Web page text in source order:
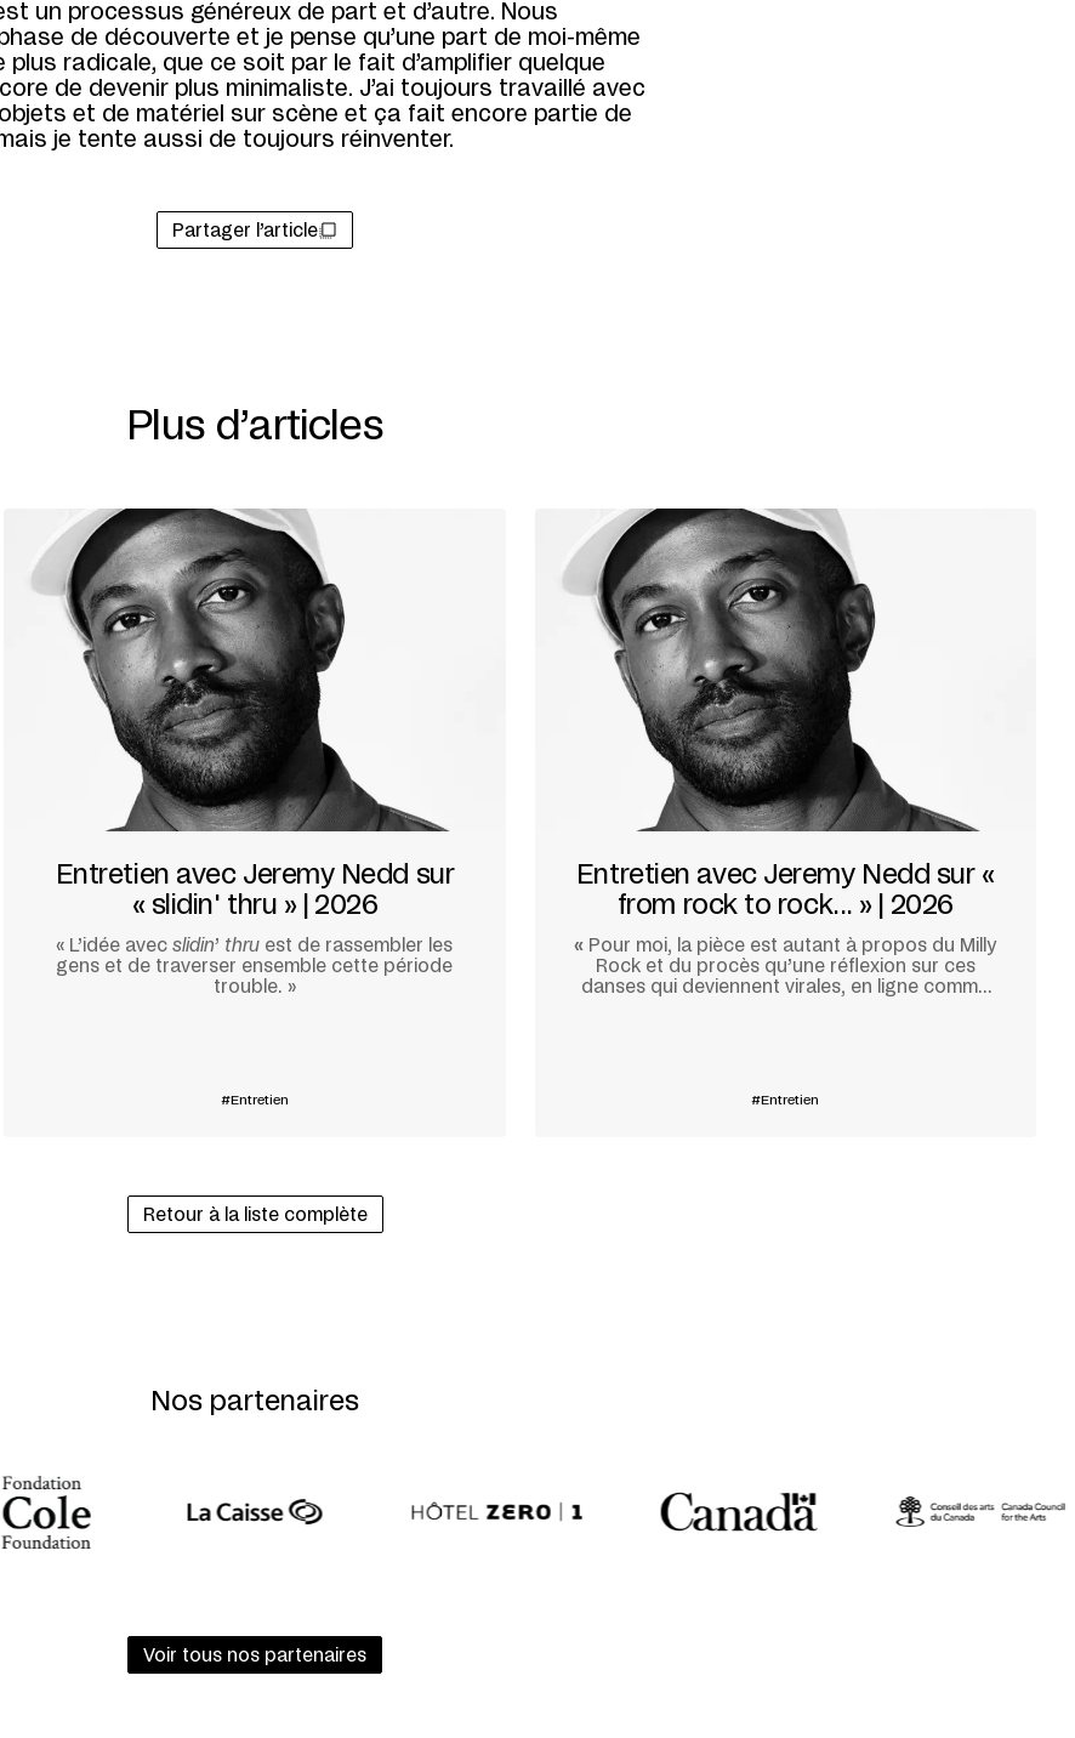
un processus généreux de part et d’autre. Nous
de découverte et je pense qu’une part de moi-même
plus radicale, que ce soit par le fait d’amplifier quelque
de devenir plus minimaliste. J’ai toujours travaillé avec
et de matériel sur scène et ça fait encore partie de
je tente aussi de toujours réinventer.
Partager l’article
Plus d’articles
Entretien avec Jeremy Nedd sur
« slidin' thru » | 2026
« L’idée avecslidin’ thru est de rassembler les
gens et de traverser ensemble cette période
trouble. »
Entretien
Entretien avec Jeremy Nedd sur «
from rock to rock... » | 2026
« Pour moi, la pièce est autant à propos du Milly
Rock et du procès qu’une réflexion sur ces
danses qui deviennent virales, en ligne comme
Entretien
Retour à la liste complète
Nos partenaires
Voir tous nos partenaires